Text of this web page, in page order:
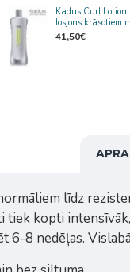
Kadus Curl
losjons krāsotiem
41,50€
līdz
tiek kopti
6-8 nedēļas.